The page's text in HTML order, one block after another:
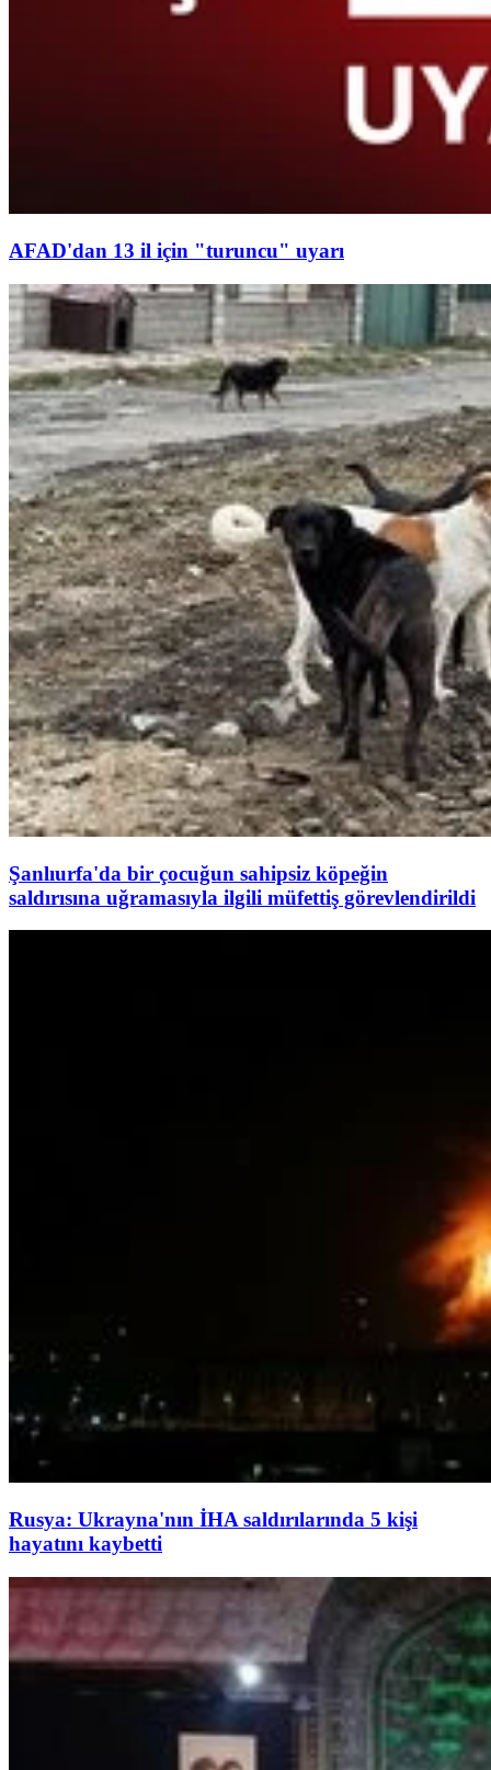
AFAD'dan 13 il için "turuncu" uyarı
Şanlıurfa'da bir çocuğun sahipsiz köpeğin
saldırısına uğramasıyla ilgili müfettiş görevlendirildi
Rusya: Ukrayna'nın İHA saldırılarında 5 kişi
hayatını kaybetti